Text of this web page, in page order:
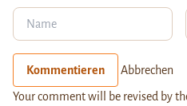
Kommentieren Abbrechen
Your comment will be revised by